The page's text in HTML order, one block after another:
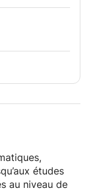
études
au niveau de